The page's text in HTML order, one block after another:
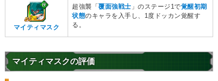
マイティマスク
超強襲「覆面強戦士 」のステージ1で覚醒初期
状態のキャラを入手し、1度ドッカン覚醒す
る。
マイティマスクの評価